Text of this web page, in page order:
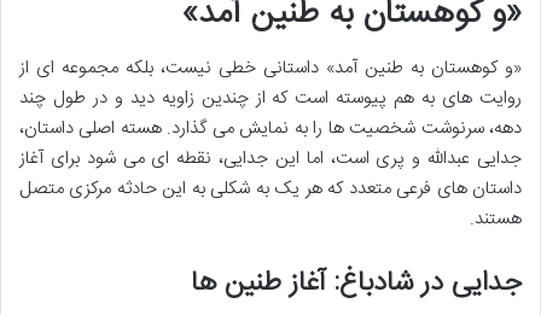
«و کوهستان به طنین آمد»
«و کوهستان به طنین آمد» داستانی خطی نیست، بلکه مجموعه ای از
روایت های به هم پیوسته است که از چندین زاویه دید و در طول چند
دهه، سرنوشت شخصیت ها را به نمایش می گذارد. هسته اصلی داستان،
جدایی عبدالله و پری است، اما این جدایی، نقطه ای می شود برای آغاز
داستان های فرعی متعدد که هر یک به شکلی به این حادثه مرکزی متصل
هستند.
جدایی در شادباغ: آغاز طنین ها